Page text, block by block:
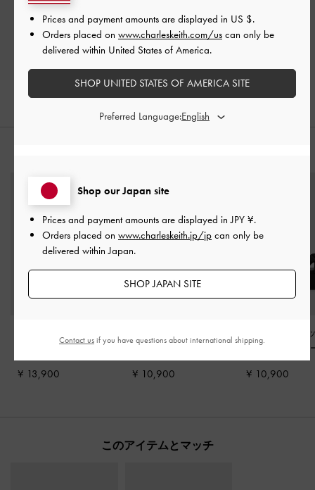
レビューを書く
ウ ヒールミュール
ブ
ラックテクスチャー
¥ 13,900
バックパンプス
ックテクスチャー
¥ 10,900
Anika アニカ ノ
ウプラットフォ
ンダル-ブラッ
スチャー
¥ 10,900
このアイテムとマッチ
Shop our Japan site
Prices and payment amounts are displayed inJPY ¥.
Orders placed on www.charleskeith.jp/jp can only be
delivered within Japan.
SHOP JAPAN SITE
Prices and payment amounts are displayed in US $.
Orders placed on www.charleskeith.com/us can only be
delivered within United States of America.
SHOP UNITED STATES OF AMERICA SITE
Preferred Language:
Contact usif you have questions about international shipping.